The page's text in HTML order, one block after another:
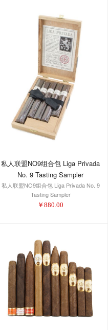
私人联盟NO9组合包 Liga Privada
No. 9 Tasting Sampler
私人联盟NO9组合包 Liga Privada No. 9
Tasting Sampler
￥ 880.00